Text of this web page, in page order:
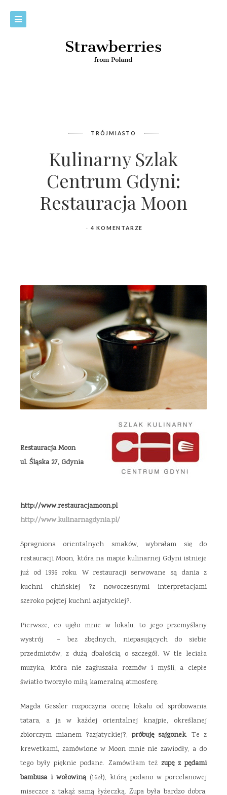
TRÓJMIASTO
Kulinarny Szlak
Centrum Gdyni:
Restauracja Moon
4 KOMENTARZE
Restauracja Moon
ul. Śląska 27, Gdynia
http://www.restauracjamoon.pl
http://www.kulinarnagdynia.pl/
Spragniona orientalnych smaków, wybrałam się do
restauracji Moon, która na mapie kulinarnej Gdyni istnieje
już od 1996 roku. W restauracji serwowane są dania z
kuchni chińskiej ?z nowoczesnymi interpretacjami
szeroko pojętej kuchni azjatyckiej?.
Pierwsze, co ujęło mnie w lokalu, to jego przemyślany
wystrój – bez zbędnych, niepasujących do siebie
przedmiotów, z dużą dbałością o szczegół. W tle leciała
muzyka, która nie zagłuszała rozmów i myśli, a ciepłe
światło tworzyło miłą kameralną atmosferę.
Magda Gessler rozpoczyna ocenę lokalu od spróbowania
tatara, a ja w każdej orientalnej knajpie, określanej
zbiorczym mianem ?azjatyckiej?, próbuję sajgonek. Te z
krewetkami, zamówione w Moon mnie nie zawiodły, a do
tego były pięknie podane. Zamówiłam też zupę z pędami
bambusa i wołowiną(16zł), którą podano w porcelanowej
miseczce z takąż samą łyżeczką. Zupa była bardzo dobra,